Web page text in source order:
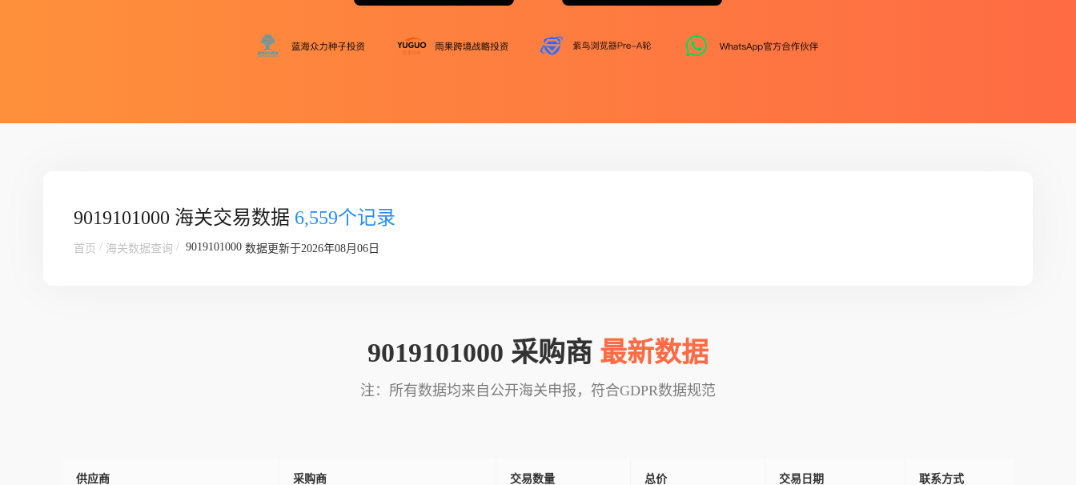
9019101000 海关交易数据 6,559个记录
首页 / 海关数据查询 / 9019101000 数据更新于2026年08月06日
9019101000 采购商 最新数据
注：所有数据均来自公开海关申报，符合GDPR数据规范
供应商 采购商 交易数量 总价 交易日期 联系方式